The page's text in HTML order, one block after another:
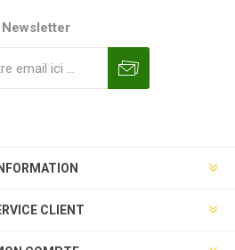
Newsletter
INFORMATION
CLIENT